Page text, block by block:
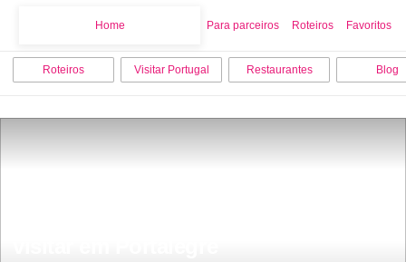
Home Para parceiros Roteiros Favoritos
Roteiros Visitar Portugal Restaurantes Blog